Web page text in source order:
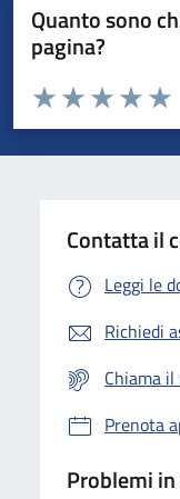
Quanto sono
pagina?
Valuta da 1 a 5 stelle la
Valuta
Valuta 3
Valuta 2 stelle
Valuta 1 stelle su 5
Contatta il
Leggi le
Richiedi
Chiama
Prenota
Problemi